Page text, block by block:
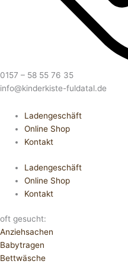
0157 – 58 55 76 35
info@kinderkiste-fuldatal.de
Ladengeschäft
Online Shop
Kontakt
Ladengeschäft
Online Shop
Kontakt
oft gesucht:
Anziehsachen
Babytragen
Bettwäsche